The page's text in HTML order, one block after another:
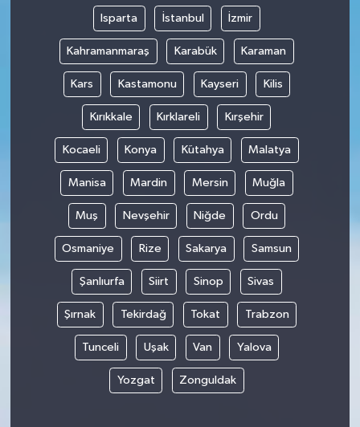
Isparta İstanbul İzmir
Kahramanmaraş Karabük Karaman
Kars Kastamonu Kayseri Kilis
Kırıkkale Kırklareli Kırşehir
Kocaeli Konya Kütahya Malatya
Manisa Mardin Mersin Muğla
Muş Nevşehir Niğde Ordu
Osmaniye Rize Sakarya Samsun
Şanlıurfa Siirt Sinop Sivas
Şırnak Tekirdağ Tokat Trabzon
Tunceli Uşak Van Yalova
Yozgat Zonguldak